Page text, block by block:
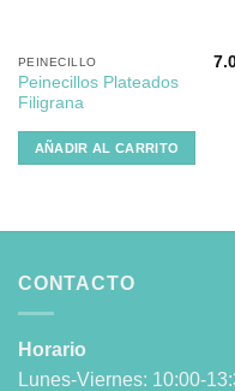
PEINECILLO
Peinecillos Plateados
Filigrana
AÑADIR AL CARRITO
CONTACTO
Horario
Lunes-Viernes: 10:00-